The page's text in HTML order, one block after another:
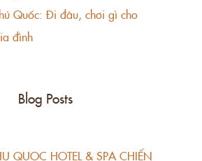
Quốc: Đi đâu, chơi gì cho
đình
Blog Posts
QUOC HOTEL & SPA CHIẾN